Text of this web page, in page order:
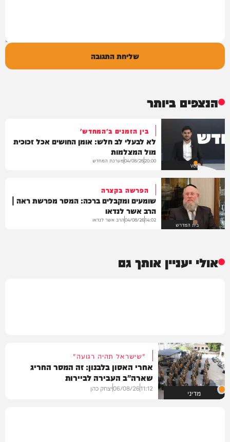
שליחת התגובה
הנצפים ביותר
VOD
בין הזמנים ב'המחדש'
לא לבעלי לב חלש: אומן החושים אכל זכוכית
מול המצלמות
20:00
04/08/26מערכת המחדש
בית המדרש
הפרשה בקצרה
שומעים ומקבלים ברכה: המסר מפרשת ראה |
הרב אשר לנדאו
14:02
04/08/26הרב אשר לנדאו
אולי יעניין אותך גם
מדיני
"שישראל תהיה רגועה"
אחרי האסון בלבנון: זה המסר החריג
שארה"ב העבירה לביירות
11:12
06/08/26יצחק כהן